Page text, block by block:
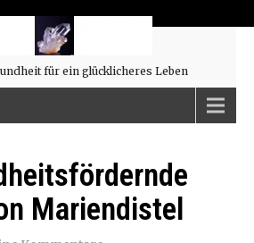
für ein glücklicheres Leben
Mariendistel